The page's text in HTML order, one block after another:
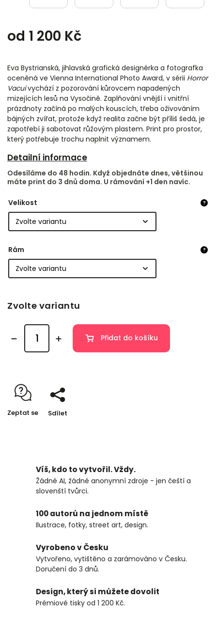
od 1 200 Kč
Eva Bystrianská, jihlavská grafická designérka a fotografka
oceněná ve Vienna International Photo Award, v sérii Horror
Vacuivychází z pozorování kůrovcem napadených
mizejících lesů na Vysočině. Zaplňování vnější i vnitřní
prázdnoty začíná po malých kouscích, třeba oživováním
bájných zvířat, protože když realita začne být příliš šedá, je
zapotřebí ji sabotovat růžovým plastem. Print pro prostor,
který potřebuje trochu naplnit významem.
Detailní informace
Odesíláme do 48 hodin. Když objednáte dnes, většinou
máte print do 3 dnů doma. U rámování +1 den navíc.
Velikost ?
Rám ?
Zvolte variantu
Přidat do košíku
Zeptat se Sdílet
Víš, kdo to vytvořil. Vždy.
Žádné AI, žádné anonymní zdroje - jen čeští a
slovenští tvůrci.
100 autorů na jednom místě
Ilustrace, fotky, street art, design.
Vyrobeno v Česku
Vytvořeno, vytištěno a zarámováno v Česku.
Doručení do 3 dnů.
Design, který si můžete dovolit
Prémiové tisky od 1 200 Kč.